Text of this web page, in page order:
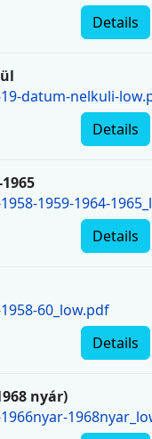
Details
datum-nelkuli-
Details
1959-1964-
Details
60_low.pdf
Details
nyár)